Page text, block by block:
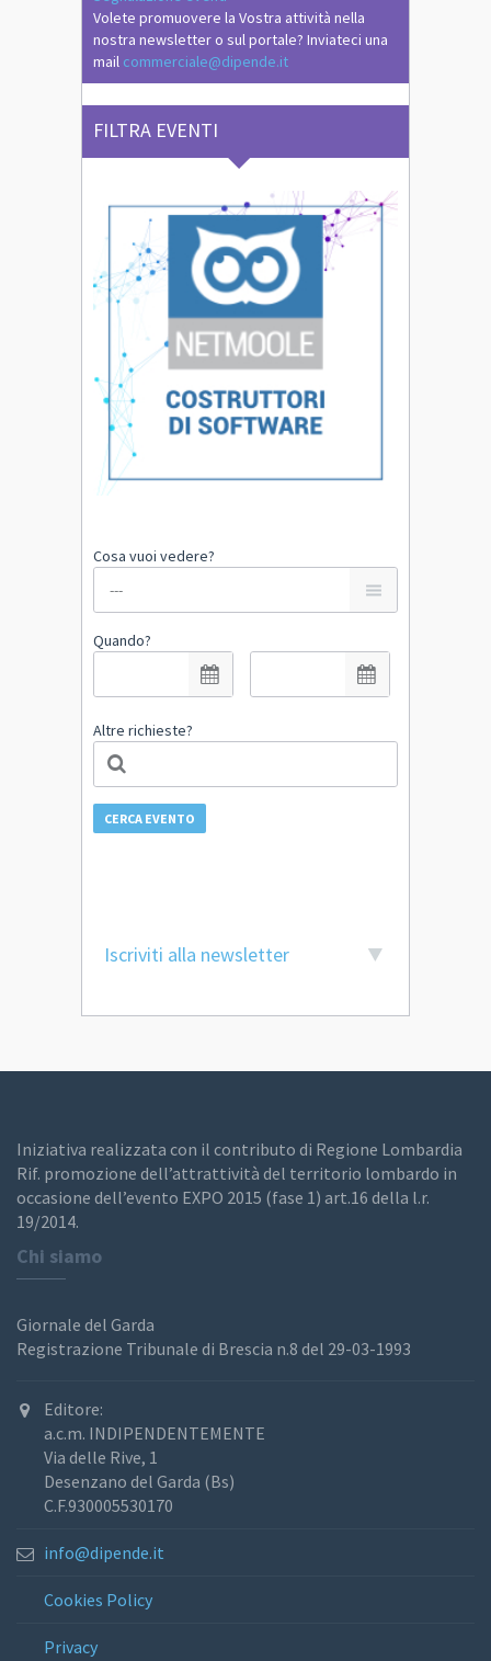
Volete promuovere la Vostra attività nella
nostra newsletter o sul portale? Inviateci una
mail commerciale@dipende.it
FILTRA EVENTI
Cosa vuoi vedere?
Quando?
Altre richieste?
CERCA EVENTO
Iscriviti alla newsletter
Iniziativa realizzata con il contributo di Regione Lombardia
Rif. promozione dell’attrattività del territorio lombardo in
occasione dell’evento EXPO 2015 (fase 1) art.16 della l.r.
19/2014.
Chi siamo
Giornale del Garda
Registrazione Tribunale di Brescia n.8 del 29-03-1993
Editore:
a.c.m. INDIPENDENTEMENTE
Via delle Rive, 1
Desenzano del Garda (Bs)
C.F.930005530170
info@dipende.it
Cookies Policy
Privacy